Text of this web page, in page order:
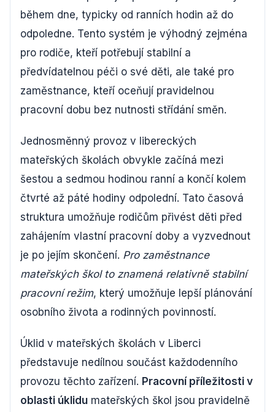
během dne, typicky od ranních hodin až do
odpoledne. Tento systém je výhodný zejména
pro rodiče, kteří potřebují stabilní a
předvídatelnou péči o své děti, ale také pro
zaměstnance, kteří oceňují pravidelnou
pracovní dobu bez nutnosti střídání směn.
Jednosměnný provoz v libereckých
mateřských školách obvykle začíná mezi
šestou a sedmou hodinou ranní a končí kolem
čtvrté až páté hodiny odpolední. Tato časová
struktura umožňuje rodičům přivést děti před
zahájením vlastní pracovní doby a vyzvednout
je po jejím skončení. Pro zaměstnance
mateřských škol to znamená relativně stabilní
pracovní režim, který umožňuje lepší plánování
osobního života a rodinných povinností.
Úklid v mateřských školách v Liberci
představuje nedílnou součást každodenního
provozu těchto zařízení. Pracovní příležitosti v
oblasti úklidu mateřských škol jsou pravidelně